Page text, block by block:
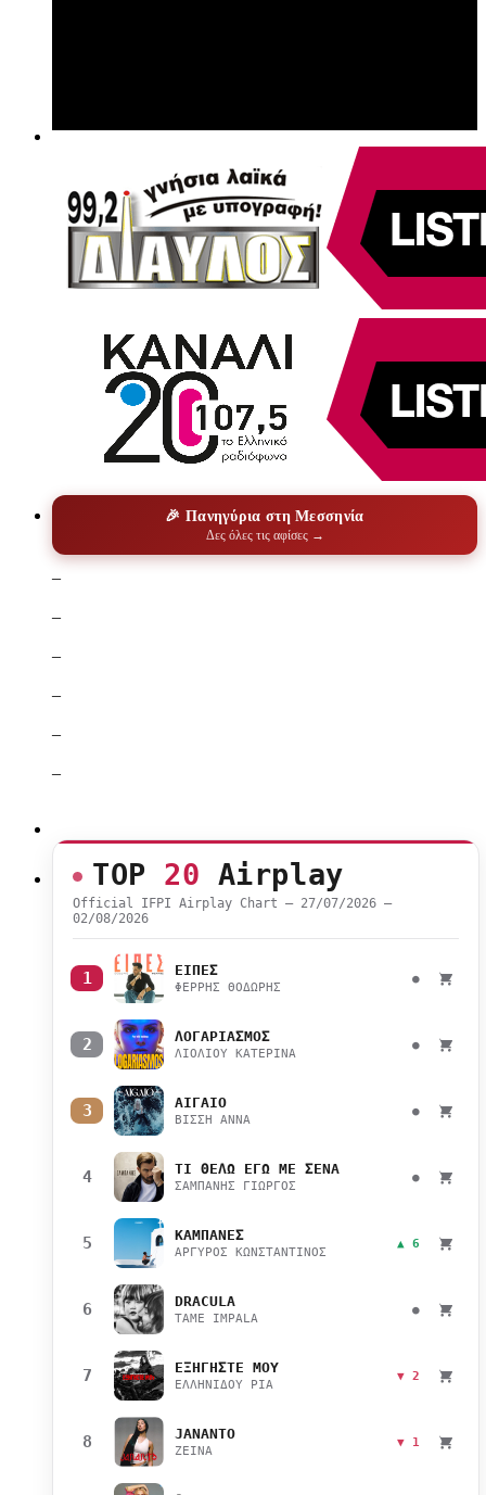
🎉 Πανηγύρια στη Μεσσηνία
Δες όλες τις αφίσες →
–
–
–
–
–
–
TOP 20 Airplay
Official IFPI Airplay Chart — 27/07/2026 –
02/08/2026
1 ΕΙΠΕΣ
ΦΕΡΡΗΣ ΘΟΔΩΡΗΣ
●
2 ΛΟΓΑΡΙΑΣΜΟΣ
ΛΙΟΛΙΟΥ ΚΑΤΕΡΙΝΑ
●
3 ΑΙΓΑΙΟ
ΒΙΣΣΗ ΑΝΝΑ
●
4 ΤΙ ΘΕΛΩ ΕΓΩ ΜΕ ΣΕΝΑ
ΣΑΜΠΑΝΗΣ ΓΙΩΡΓΟΣ
●
5 ΚΑΜΠΑΝΕΣ
ΑΡΓΥΡΟΣ ΚΩΝΣΤΑΝΤΙΝΟΣ
▲ 6
6 DRACULA
TAME IMPALA
●
7 ΕΞΗΓΗΣΤΕ ΜΟΥ
ΕΛΛΗΝΙΔΟΥ ΡΙΑ
▼ 2
8 JANANTO
ZEINA
▼ 1